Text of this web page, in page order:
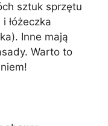
sztuk sprzętu
łóżeczka
Inne mają
Warto to